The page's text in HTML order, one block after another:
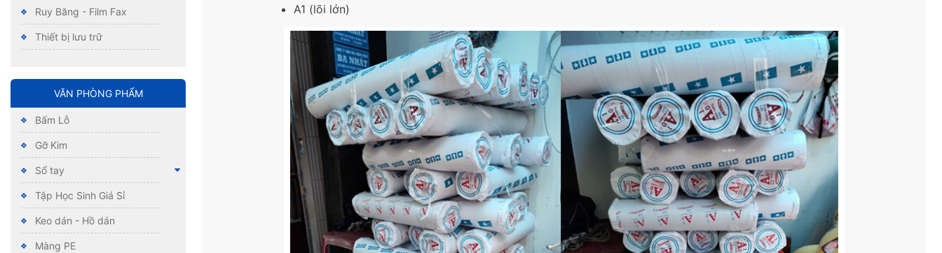
Ruy Băng - Film Fax
Thiết bị lưu trữ
VĂN PHÒNG PHẨM
Bấm Lỗ
Gỡ Kim
Sổ tay
Tập Học Sinh Giá Sỉ
Keo dán - Hồ dán
Màng PE
A1 (lõi lớn)